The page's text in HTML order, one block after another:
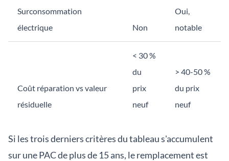
Surconsommation
électrique
Non
Oui,
notable
Coût réparation vs valeur
résiduelle
< 30 %
du
prix
neuf
> 40-50 %
du prix
neuf
Si les trois derniers critères du tableau s'accumulent
sur une PAC de plus de 15 ans, le remplacement est